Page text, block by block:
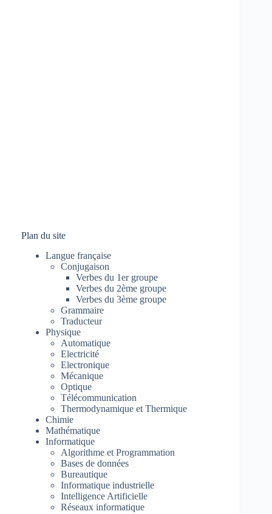
Plan du site
Langue française
Conjugaison
Verbes du 1er groupe
Verbes du 2ème groupe
Verbes du 3ème groupe
Grammaire
Traducteur
Physique
Automatique
Electricité
Electronique
Mécanique
Optique
Télécommunication
Thermodynamique et Thermique
Chimie
Mathématique
Informatique
Algorithme et Programmation
Bases de données
Bureautique
Informatique industrielle
Intelligence Artificielle
Réseaux informatique